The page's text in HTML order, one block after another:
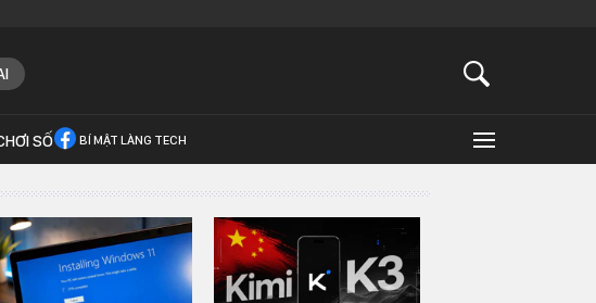
SỐ BÍ MẬT LÀNG TECH